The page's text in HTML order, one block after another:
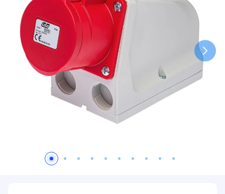
НОВИНИ
КОНТАКТИ
СИСТЕМИ ШИНОПРОВОДІВ ТА СТРУМОПРОВОДІВ